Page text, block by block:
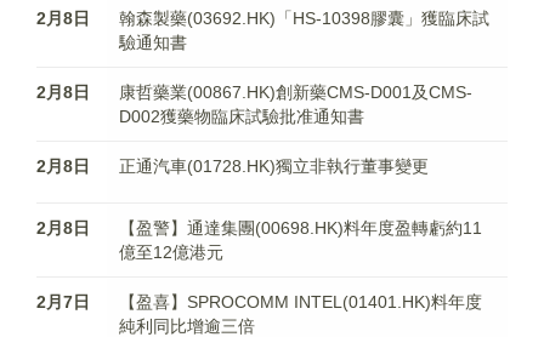
2月8日
翰森製藥(03692.HK)「HS-10398膠囊」獲臨床試
驗通知書
2月8日
康哲藥業(00867.HK)創新藥CMS-D001及CMS-
D002獲藥物臨床試驗批准通知書
2月8日 正通汽車(01728.HK)獨立非執行董事變更
2月8日
【盈警】通達集團(00698.HK)料年度盈轉虧約11
億至12億港元
2月7日
【盈喜】SPROCOMM INTEL(01401.HK)料年度
純利同比增逾三倍